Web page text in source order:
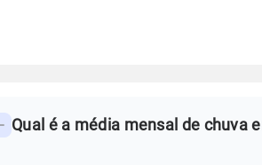
Qual é a média mensal de chuva